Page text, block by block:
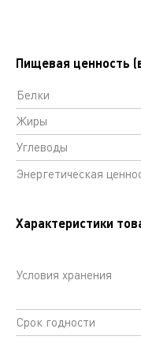
Пищевая ценность
Белки
Жиры
Углеводы
Энергетическая
Характеристики
Условия хранения
Срок годности